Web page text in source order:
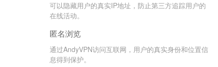
可以隐藏用户的真实IP地址，防止第三方追踪用户的
在线活动。
匿名浏览
通过AndyVPN访问互联网，用户的真实身份和位置信
息得到保护。